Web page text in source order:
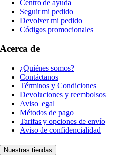
Centro de ayuda
Seguir mi pedido
Devolver mi pedido
Códigos promocionales
Acerca de
¿Quiénes somos?
Contáctanos
Términos y Condiciones
Devoluciones y reembolsos
Aviso legal
Métodos de pago
Tarifas y opciones de envío
Aviso de confidencialidad
Nuestras tiendas